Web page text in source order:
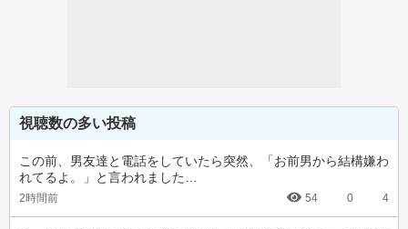
視聴数の多い投稿
この前、男友達と電話をしていたら突然、「お前男から結構嫌わ
れてるよ。」と言われました…
2時間前 54 0 4